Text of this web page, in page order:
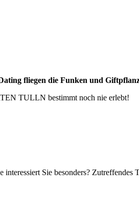
fliegen die Funken und
TULLN bestimmt noch nie erlebt!
Sie besonders? Zutreffendes